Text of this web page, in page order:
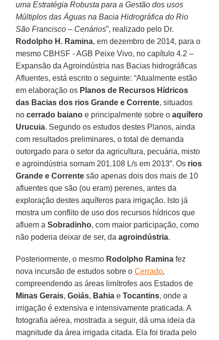
uma Estratégia Robusta para a Gestão dos usos
Múltiplos das Águas na Bacia Hidrográfica do Rio
São Francisco – Cenários”, realizado pelo Dr.
Rodolpho H. Ramina, em dezembro de 2014, para o
mesmo CBHSF - AGB Peixe Vivo, no capítulo 4.2 –
Expansão da Agroindústria nas Bacias hidrográficas
Afluentes, está escrito o seguinte: “Atualmente estão
em elaboração os Planos de Recursos Hídricos
das Bacias dos rios Grande e Corrente, situados
nocerrado baiano e principalmente sobre oaquífero
Urucuia. Segundo os estudos destes Planos, ainda
com resultados preliminares, o total de demanda
outorgado para o setor da agricultura, pecuária, misto
e agroindústria somam 201.108 L/s em 2013”. Os rios
Grande e Corrente são apenas dois dos mais de 10
afluentes que são (ou eram) perenes, antes da
exploração destes aquíferos para irrigação. Isto já
mostra um conflito de uso dos recursos hídricos que
afluem aSobradinho, com maior participação, como
não poderia deixar de ser, daagroindústria.
Posteriormente, o mesmo Rodolpho Ramina fez
nova incursão de estudos sobre oCerrado,
compreendendo as áreas limítrofes aos Estados de
Minas Gerais,Goiás, Bahia eTocantins, onde a
irrigação é extensiva e intensivamente praticada. A
fotografia aérea, mostrada a seguir, dá uma ideia da
magnitude da área irrigada citada. Ela foi tirada pelo